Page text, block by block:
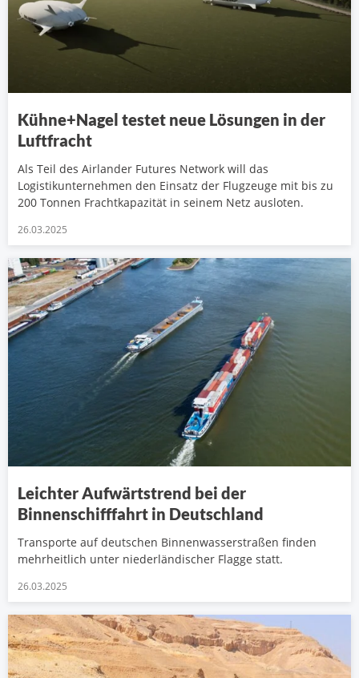
Kühne+Nagel testet neue Lösungen in der
Luftfracht
Als Teil des Airlander Futures Network will das
Logistikunternehmen den Einsatz der Flugzeuge mit bis zu
200 Tonnen Frachtkapazität in seinem Netz ausloten.
26.03.2025
Leichter Aufwärtstrend bei der
Binnenschifffahrt in Deutschland
Transporte auf deutschen Binnenwasserstraßen finden
mehrheitlich unter niederländischer Flagge statt.
26.03.2025